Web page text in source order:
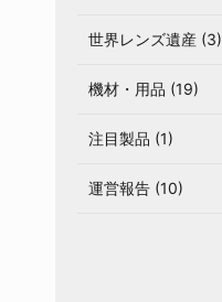
世界レンズ遺産 (3)
機材・用品 (19)
注目製品 (1)
運営報告 (10)